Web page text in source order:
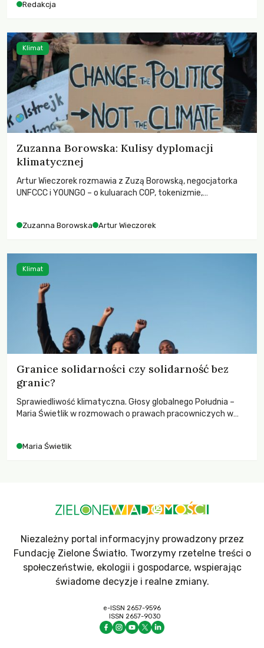
Redakcja
Zuzanna Borowska: Kulisy dyplomacji
klimatycznej
Artur Wieczorek rozmawia z Zuzą Borowską, negocjatorka
UNFCCC i YOUNGO – o kuluarach COP, tokenizmie,
Zuzanna Borowska Artur Wieczorek
Klimat
Granice solidarności czy solidarność bez
granic?
Sprawiedliwość klimatyczna. Głosy globalnego Południa –
Maria Świetlik w rozmowach o prawach pracowniczych w
Maria Świetlik
Klimat
Niezależny portal informacyjny prowadzony przez
Fundację Zielone Światło. Tworzymy rzetelne treści o
społeczeństwie, ekologii i gospodarce, wspierając
świadome decyzje i realne zmiany.
e-ISSN 2657-9596
ISSN 2657-9030